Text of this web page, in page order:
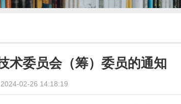
术委员会（筹）委员的通知
02-26 14:18:19